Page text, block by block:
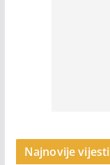
Najnovije vijesti